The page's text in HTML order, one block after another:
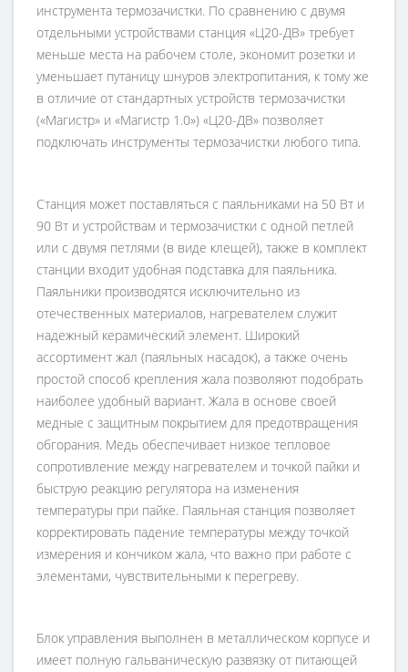
инструмента термозачистки. По сравнению с двумя
отдельными устройствами станция «Ц20-ДВ» требует
меньше места на рабочем столе, экономит розетки и
уменьшает путаницу шнуров электропитания, к тому же
в отличие от стандартных устройств термозачистки
(«Магистр» и «Магистр 1.0») «Ц20-ДВ» позволяет
подключать инструменты термозачистки любого типа.
Станция может поставляться с паяльниками на 50 Вт и
90 Вт и устройствам и термозачистки с одной петлей
или с двумя петлями (в виде клещей), также в комплект
станции входит удобная подставка для паяльника.
Паяльники производятся исключительно из
отечественных материалов, нагревателем служит
надежный керамический элемент. Широкий
ассортимент жал (паяльных насадок), а также очень
простой способ крепления жала позволяют подобрать
наиболее удобный вариант. Жала в основе своей
медные с защитным покрытием для предотвращения
обгорания. Медь обеспечивает низкое тепловое
сопротивление между нагревателем и точкой пайки и
быструю реакцию регулятора на изменения
температуры при пайке. Паяльная станция позволяет
корректировать падение температуры между точкой
измерения и кончиком жала, что важно при работе с
элементами, чувствительными к перегреву.
Блок управления выполнен в металлическом корпусе и
имеет полную гальваническую развязку от питающей